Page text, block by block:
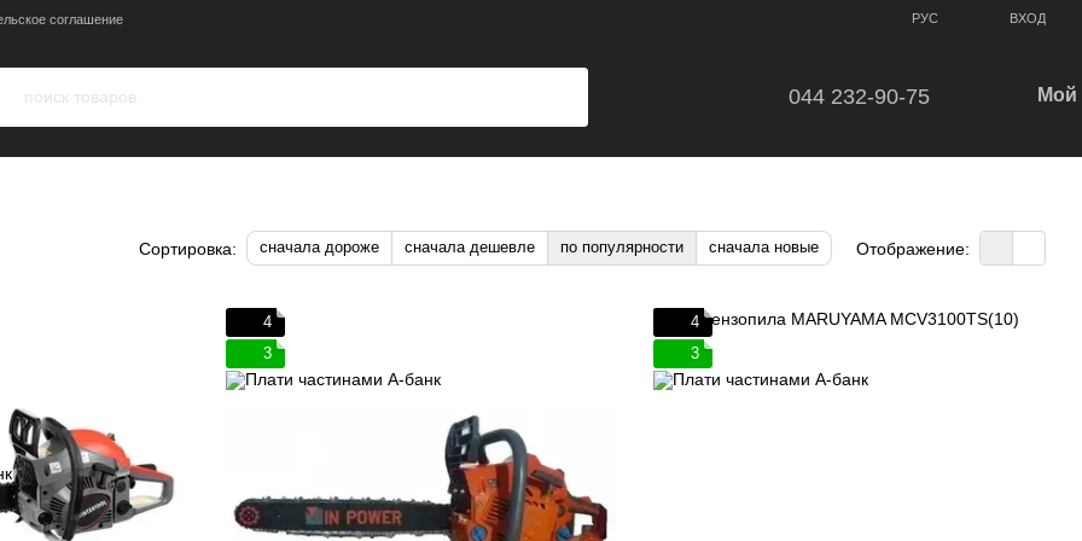
соглашение РУС ВХОД
044 232-90-75 Мой
Сортировка: сначала дороже сначала дешевле по популярности сначала новые Отображение:
4
3
4
3